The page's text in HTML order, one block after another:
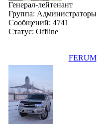
Генерал-лейтенант
Группа: Администраторы
Сообщений: 4741
Статус: Offline
FERUM